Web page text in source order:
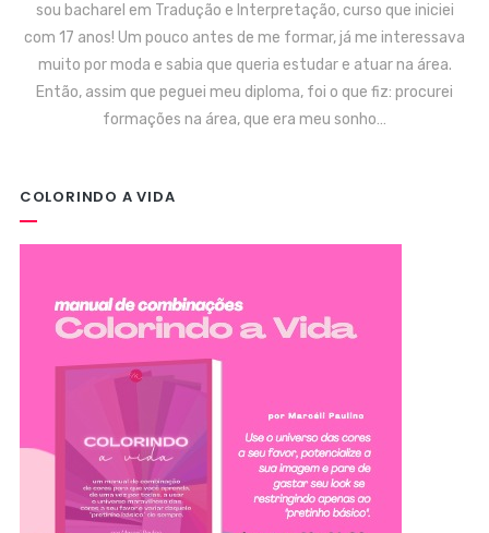
sou bacharel em Tradução e Interpretação, curso que iniciei
com 17 anos! Um pouco antes de me formar, já me interessava
muito por moda e sabia que queria estudar e atuar na área.
Então, assim que peguei meu diploma, foi o que fiz: procurei
formações na área, que era meu sonho…
COLORINDO A VIDA